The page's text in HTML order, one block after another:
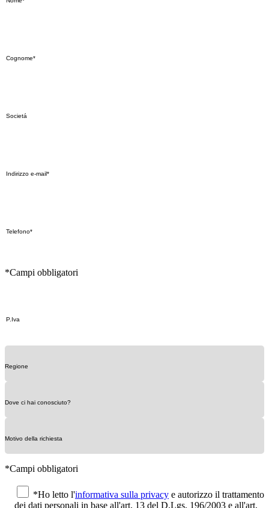
*Campi obbligatori
*Campi obbligatori
*Ho letto l'informativa sulla privacy e autorizzo il trattamento
dei dati personali in base all'art. 13 del D.Lgs. 196/2003 e all'art.